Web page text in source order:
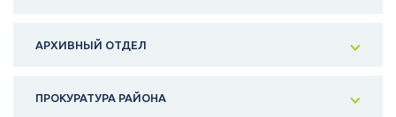
АРХИВНЫЙ ОТДЕЛ
ПРОКУРАТУРА РАЙОНА